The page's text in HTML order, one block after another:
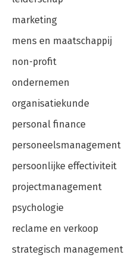
marketing
mens en maatschappij
non-profit
ondernemen
organisatiekunde
personal finance
personeelsmanagement
persoonlijke effectiviteit
projectmanagement
psychologie
reclame en verkoop
strategisch management